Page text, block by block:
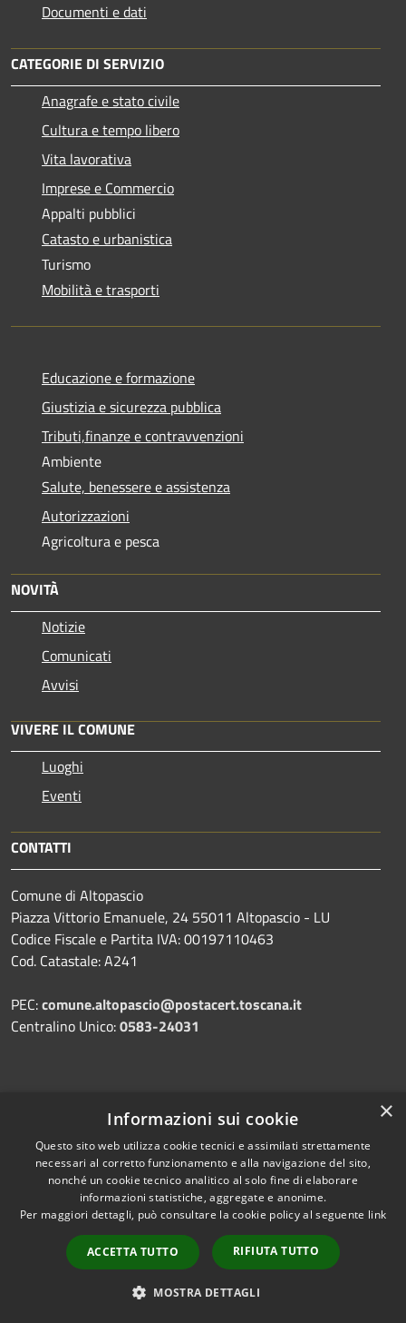
Documenti e dati
CATEGORIE DI SERVIZIO
Anagrafe e stato civile
Cultura e tempo libero
Vita lavorativa
Imprese e Commercio
Appalti pubblici
Catasto e urbanistica
Turismo
Mobilità e trasporti
Educazione e formazione
Giustizia e sicurezza pubblica
Tributi,finanze e contravvenzioni
Ambiente
Salute, benessere e assistenza
Autorizzazioni
Agricoltura e pesca
NOVITÀ
Notizie
Comunicati
Avvisi
VIVERE IL COMUNE
Luoghi
Eventi
CONTATTI
Comune di Altopascio
Piazza Vittorio Emanuele, 24 55011 Altopascio - LU
Codice Fiscale e Partita IVA: 00197110463
Cod. Catastale: A241
PEC:comune.altopascio@postacert.toscana.it
Centralino Unico:0583-24031
Prenotazione appuntamento
Segnalazione disservizio
Leggi le FAQ
Richiesta assistenza
Amministrazione trasparente
×
Informazioni sui cookie
Questo sito web utilizza cookie tecnici e assimilati strettamente
necessari al corretto funzionamento e alla navigazione del sito,
nonché un cookie tecnico analitico al solo fine di elaborare
informazioni statistiche, aggregate e anonime.
Per maggiori dettagli, può consultare la cookie policy al seguente link
ACCETTA TUTTO RIFIUTA TUTTO
MOSTRA DETTAGLI